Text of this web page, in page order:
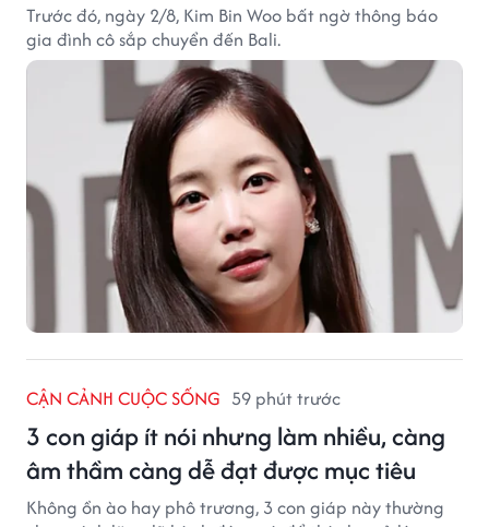
Trước đó, ngày 2/8, Kim Bin Woo bất ngờ thông báo
gia đình cô sắp chuyển đến Bali.
CẬN CẢNH CUỘC SỐNG 59 phút trước
3 con giáp ít nói nhưng làm nhiều, càng
âm thầm càng dễ đạt được mục tiêu
Không ồn ào hay phô trương, 3 con giáp này thường